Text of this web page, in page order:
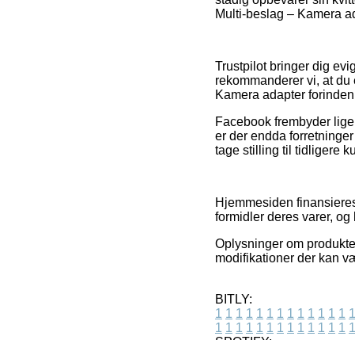
Multi-beslag – Kamera
Trustpilot bringer dig
rekommanderer vi, at
Kamera adapter
Facebook frembyder
er der endda
tage stilling til tidligere
Hjemmesiden
formidler deres varer,
Oplysninger om
modifikationer der kan
BITLY:
1 1 1 1 1 1 1 1 1 1 1 1 1 1
1 1 1 1 1 1 1 1 1 1 1 1 1 1